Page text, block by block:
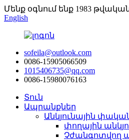
Մենք օգնում ենք 1983
English
sofeila@outlook.com
0086-15905066509
1015406735@qq.com
0086-15980076163
Տուն
Ապրանքներ
Անկյունային
փողային
Չժանգոտվող